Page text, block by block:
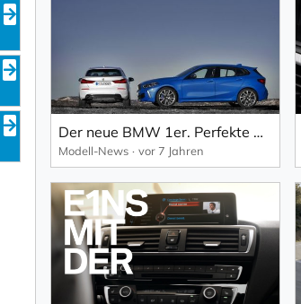
Der neue BMW 1er. Perfekte Synthese aus Agilität und Raum.
Modell-News vor 7 Jahren